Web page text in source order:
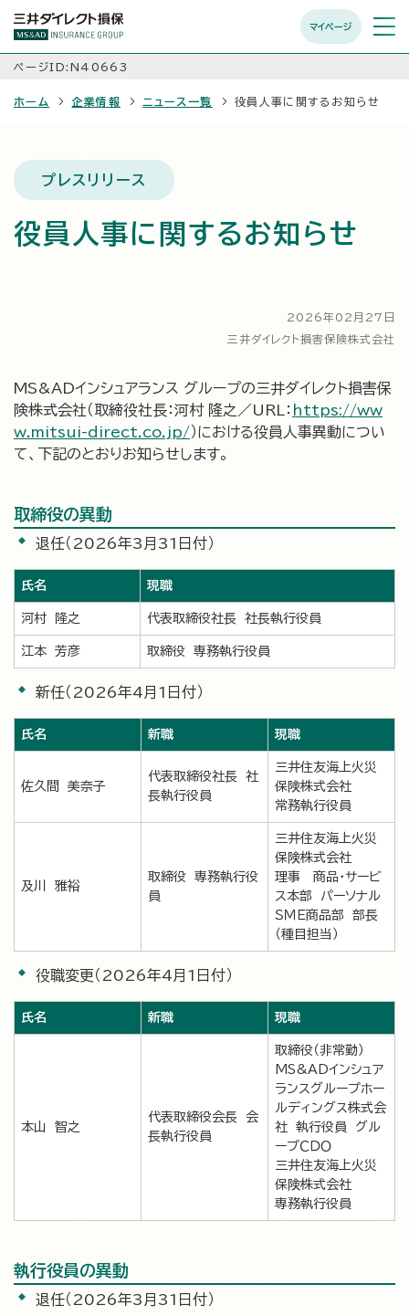
マイページ
メニュ
開く
ページID:N40663
ホーム 企業情報 ニュース一覧 役員人事に関するお知らせ
プレスリリース
役員人事に関するお知らせ
2026年02月27日
三井ダイレクト損害保険株式会社
MS&ADインシュアランス グループの三井ダイレクト損害保
険株式会社（取締役社長：河村 隆之／URL： https://ww
w.mitsui-direct.co.jp/ ）における役員人事異動につい
て、下記のとおりお知らせします。
取締役の異動
退任（2026年3月31日付）
氏名 現職
河村 隆之 代表取締役社長 社長執行役員
江本 芳彦 取締役 専務執行役員
新任（2026年4月1日付）
氏名 新職 現職
佐久間 美奈子
代表取締役社長 社
長執行役員
三井住友海上火災
保険株式会社
常務執行役員
及川 雅裕
取締役 専務執行役
員
三井住友海上火災
保険株式会社
理事 商品・サービ
ス本部 パーソナル
ＳＭＥ商品部 部長
（種目担当）
役職変更（2026年4月1日付）
氏名 新職 現職
本山 智之
代表取締役会長 会
長執行役員
取締役（非常勤）
MS&ADインシュア
ランスグループホー
ルディングス株式会
社 執行役員 グル
ープＣＤＯ
三井住友海上火災
保険株式会社
専務執行役員
執行役員の異動
退任（2026年3月31日付）